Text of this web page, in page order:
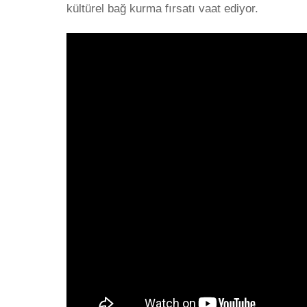
kültürel bağ kurma fırsatı vaat ediyor.